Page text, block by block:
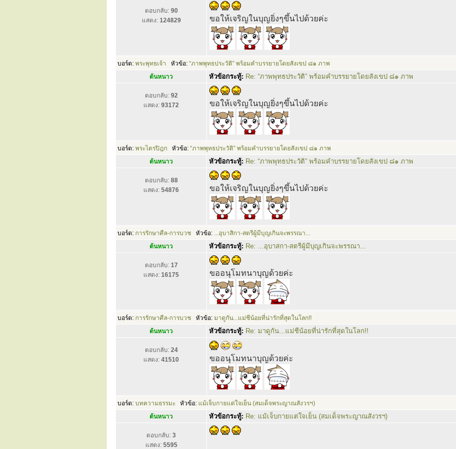
ตอบกลับ: 90
แสดง: 124829 ขอให้เจริญในบุญยิ่งๆขึ้นไปด้วยค่ะ
บอร์ด: พระพุทธเจ้า หัวข้อ: “ภาพพุทธประวัติ” พร้อมคำบรรยายโดยสังเขป ๘๑ ภาพ
ต้นหนาว
หัวข้อกระทู้: Re: “ภาพพุทธประวัติ” พร้อมคำบรรยายโดยสังเขป ๘๑ ภาพ
ตอบกลับ: 92
แสดง: 93172 ขอให้เจริญในบุญยิ่งๆขึ้นไปด้วยค่ะ
บอร์ด: พระไตรปิฎก หัวข้อ: “ภาพพุทธประวัติ” พร้อมคำบรรยายโดยสังเขป ๘๑ ภาพ
ต้นหนาว
หัวข้อกระทู้: Re: “ภาพพุทธประวัติ” พร้อมคำบรรยายโดยสังเขป ๘๑ ภาพ
ตอบกลับ: 88
แสดง: 54876 ขอให้เจริญในบุญยิ่งๆขึ้นไปด้วยค่ะ
บอร์ด: การรักษาศีล-การบวช หัวข้อ: ...อุบาสิกา-สตรีผู้มีบุญเกินจะพรรณา...
ต้นหนาว
หัวข้อกระทู้: Re: ...อุบาสกา-สตรีผู้มีบุญเกินจะพรรณา...
ตอบกลับ: 17
แสดง: 16175 ขออนุโมทนาบุญด้วยค่ะ
บอร์ด: การรักษาศีล-การบวช หัวข้อ: มาดูกัน...แม่ชีน้อยที่น่ารักที่สุดในโลก!!
ต้นหนาว
หัวข้อกระทู้: Re: มาดูกัน...แม่ชีน้อยที่น่ารักที่สุดในโลก!!
ตอบกลับ: 24
แสดง: 41510 ขออนุโมทนาบุญด้วยค่ะ
บอร์ด: บทความธรรมะ หัวข้อ: แม้เจ็บกายแต่ใจเย็น (สมเด็จพระญาณสังวรฯ)
ต้นหนาว
หัวข้อกระทู้: Re: แม้เจ็บกายแต่ใจเย็น (สมเด็จพระญาณสังวรฯ)
ตอบกลับ: 3
แสดง: 5595